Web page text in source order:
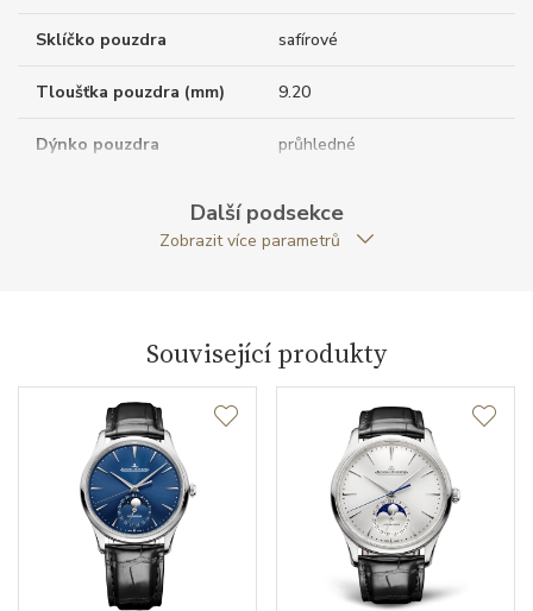
Sklíčko pouzdra safírové
Tloušťka pouzdra (mm) 9.20
Dýnko pouzdra průhledné
kulatý
Typ strojku JLC 868 Jaeger-LeCoultre
Certifikace strojku 1000 hodin kontroly
Rezerva chodu strojku
Další podsekce
Zobrazit více parametrů
Související produkty